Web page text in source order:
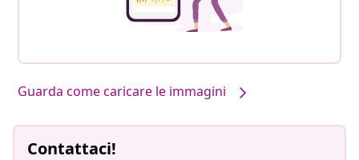
Guarda come caricare le immagini
Contattaci!